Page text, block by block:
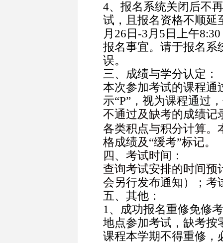
4、报名系统关闭后不
试，且报名资格不顺延
月26日-3月5日上午
报名事宜。 请于报名系
误。
三、成绩与学分认定：
本次参加考试的课程通
示“P”，视为课程通过
不通过及缺考的成绩记
各类积点与积分计算。
格成绩及“缓考”标记。
四、考试时间：
查询考试安排的时间预
会另行发布通知）；考
五、其他：
1、成功报名重修免修
地点参加考试，缺考按
课程本学期不得重修，